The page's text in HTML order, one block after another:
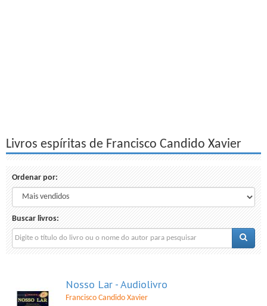
Livros espíritas de Francisco Candido Xavier
Ordenar por:
Buscar livros:
Nosso Lar - Audiolivro
Francisco Candido Xavier